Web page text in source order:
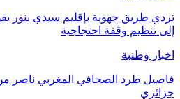
تردي طريق جهوية بإقليم سيدي بنور
إلى تنظيم وقفة احتجاجية
اخبار وطنبة
فاصيل طرد الصحافي المغربي ناصر
جزائري